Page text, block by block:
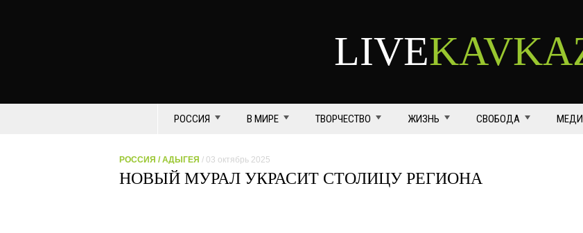
LIVE
РОССИЯ В МИРЕ ТВОРЧЕСТВО ЖИЗНЬ СВОБОДА
РОССИЯ /АДЫГЕЯ / 03 октябрь 2025
НОВЫЙ МУРАЛ УКРАСИТ СТОЛИЦУ РЕГИОНА